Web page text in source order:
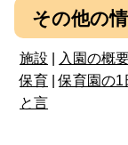
その他の
施設 入園の概
保育 |保育園の1
と言